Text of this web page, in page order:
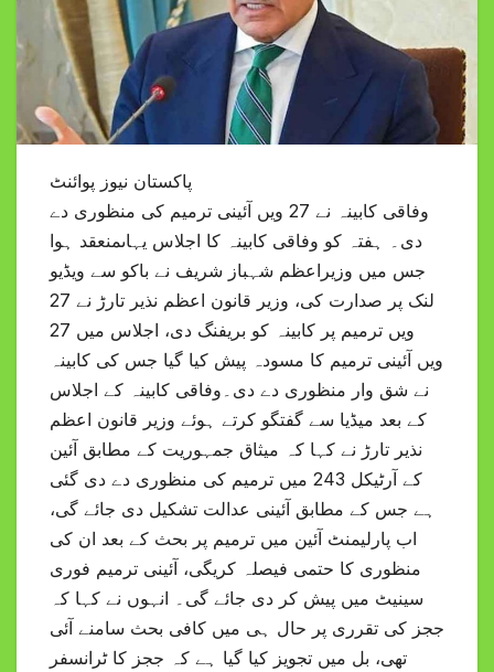
پاکستان نیوز پوائنٹ
وفاقی کابینہ نے 27 ویں آئینی ترمیم کی منظوری دے
دی۔ ہفتہ کو وفاقی کابینہ کا اجلاس یہاںمنعقد ہوا
جس میں وزیراعظم شہباز شریف نے باکو سے ویڈیو
لنک پر صدارت کی، وزیر قانون اعظم نذیر تارڑ نے 27
ویں ترمیم پر کابینہ کو بریفنگ دی، اجلاس میں 27
ویں آئینی ترمیم کا مسودہ پیش کیا گیا جس کی کابینہ
نے شق وار منظوری دے دی۔وفاقی کابینہ کے اجلاس
کے بعد میڈیا سے گفتگو کرتے ہوئے وزیر قانون اعظم
نذیر تارڑ نے کہا کہ میثاق جمہوریت کے مطابق آئین
کے آرٹیکل 243 میں ترمیم کی منظوری دے دی گئی
ہے جس کے مطابق آئینی عدالت تشکیل دی جائے گی،
اب پارلیمنٹ آئین میں ترمیم پر بحث کے بعد ان کی
منظوری کا حتمی فیصلہ کریگی، آئینی ترمیم فوری
سینیٹ میں پیش کر دی جائے گی۔ انہوں نے کہا کہ
ججز کی تقرری پر حال ہی میں کافی بحث سامنے آئی
تھی، بل میں تجویز کیا گیا ہے کہ ججز کا ٹرانسفر